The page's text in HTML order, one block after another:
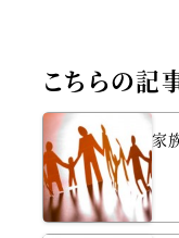
こちらの記
家